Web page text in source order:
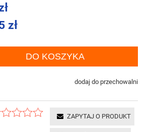
zł
DO KOSZYKA
dodaj do przechowalni
ZAPYTAJ O PRODUKT